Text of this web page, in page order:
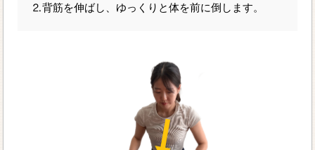
⒉背筋を伸ばし、ゆっくりと体を前に倒します。